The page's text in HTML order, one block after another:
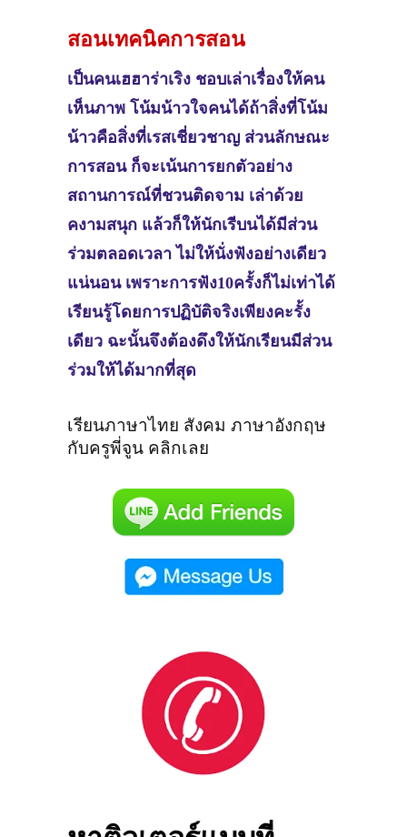
สอนเทคนิคการสอน
เป็นคนเฮฮาร่าเริง ชอบเล่าเรื่องให้คน
เห็นภาพ โน้มน้าวใจคนได้ถ้าสิ่งที่โน้ม
น้าวคือสิ่งที่เรสเชี่ยวชาญ ส่วนลักษณะ
การสอน ก็จะเน้นการยกตัวอย่าง
สถานการณ์ที่ชวนติดจาม เล่าด้วย
คงามสนุก แล้วก็ให้นักเรีบนได้มีส่วน
ร่วมตลอดเวลา ไม่ให้นั่งฟังอย่างเดียว
แน่นอน เพราะการฟัง10ครั้งก็ไม่เท่าได้
เรียนรู้โดยการปฏิบัติจริงเพียงคะรั้ง
เดียว ฉะนั้นจึงต้องดึงให้นักเรียนมีส่วน
ร่วมให้ได้มากที่สุด
เรียนภาษาไทย สังคม ภาษาอังกฤษ
กับครูพี่จูน คลิกเลย